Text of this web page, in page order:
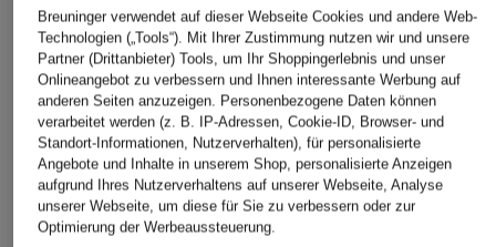
ARMEDANGELS
SCOTCH & SODA
Breuninger verwendet auf dieser Webseite Cookies und andere Web-
Technologien („Tools“). Mit Ihrer Zustimmung nutzen wir und unsere
Partner (Drittanbieter) Tools, um Ihr Shoppingerlebnis und unser
Onlineangebot zu verbessern und Ihnen interessante Werbung auf
anderen Seiten anzuzeigen. Personenbezogene Daten können
verarbeitet werden (z. B. IP-Adressen, Cookie-ID, Browser- und
Standort-Informationen, Nutzerverhalten), für personalisierte
Angebote und Inhalte in unserem Shop, personalisierte Anzeigen
aufgrund Ihres Nutzerverhaltens auf unserer Webseite, Analyse
unserer Webseite, um diese für Sie zu verbessern oder zur
Optimierung der Werbeaussteuerung.